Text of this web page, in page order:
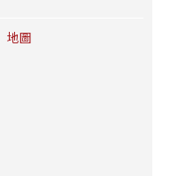
地圖